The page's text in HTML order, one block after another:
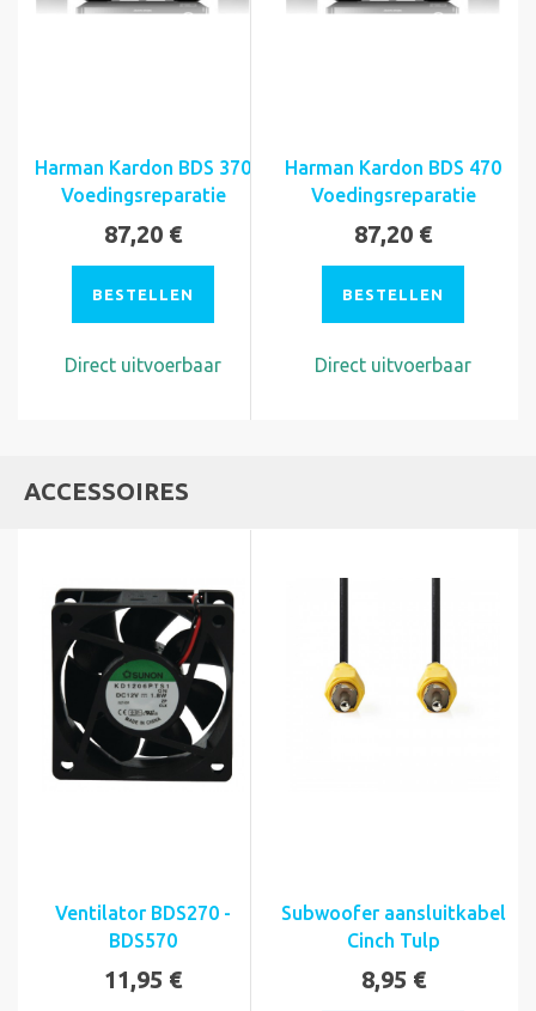
Harman Kardon BDS 370
Voedingsreparatie
87,20 €
BESTELLEN
Direct uitvoerbaar
Harman Kardon BDS 470
Voedingsreparatie
87,20 €
BESTELLEN
Direct uitvoerbaar
ACCESSOIRES
Ventilator BDS270 -
BDS570
11,95 €
Subwoofer aansluitkabel
Cinch Tulp
8,95 €